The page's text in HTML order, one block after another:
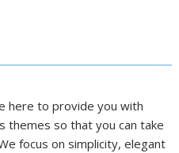
here to provide you with
themes so that you can take
focus on simplicity, elegant